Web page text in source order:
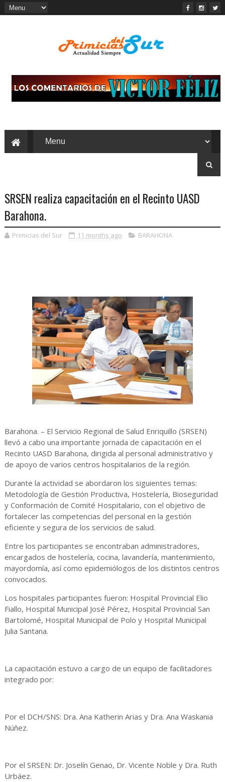
SRSEN realiza capacitación en el Recinto UASD
Barahona.
Primicias del Sur 11 months ago BARAHONA
Barahona. – El Servicio Regional de Salud Enriquillo (SRSEN)
llevó a cabo una importante jornada de capacitación en el
Recinto UASD Barahona, dirigida al personal administrativo y
de apoyo de varios centros hospitalarios de la región.
Durante la actividad se abordaron los siguientes temas:
Metodología de Gestión Productiva, Hostelería, Bioseguridad
y Conformación de Comité Hospitalario, con el objetivo de
fortalecer las competencias del personal en la gestión
eficiente y segura de los servicios de salud.
Entre los participantes se encontraban administradores,
encargados de hostelería, cocina, lavandería, mantenimiento,
mayordomía, así como epidemiólogos de los distintos centros
convocados.
Los hospitales participantes fueron: Hospital Provincial Elio
Fiallo, Hospital Municipal José Pérez, Hospital Provincial San
Bartolomé, Hospital Municipal de Polo y Hospital Municipal
Julia Santana.
La capacitación estuvo a cargo de un equipo de facilitadores
integrado por:
Por el DCH/SNS: Dra. Ana Katherin Arias y Dra. Ana Waskania
Núñez.
Por el SRSEN: Dr. Joselín Genao, Dr. Vicente Noble y Dra. Ruth
Urbáez.